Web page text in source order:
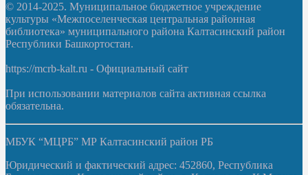
© 2014-2025. Муниципальное бюджетное учреждение
культуры «Межпоселенческая центральная районная
библиотека» муниципального района Калтасинский район
Республики Башкортостан.
https://mcrb-kalt.ru - Официальный сайт
При использовании материалов сайта активная ссылка
обязательна.
МБУК “МЦРБ” МР Калтасинский район РБ
Юридический и фактический адрес: 452860, Республика